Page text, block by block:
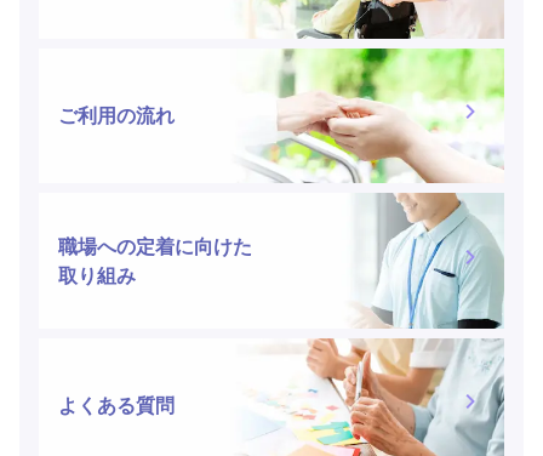
ご利用の流れ
職場への定着に向けた
取り組み
よくある質問